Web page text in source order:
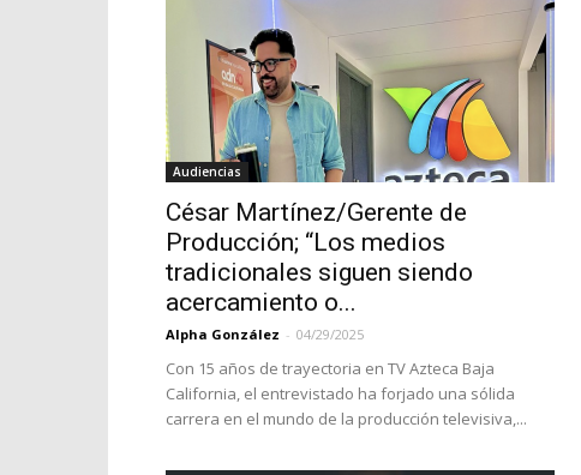
Audiencias
César Martínez/Gerente de
Producción; “Los medios
tradicionales siguen siendo
acercamiento o...
Alpha González - 04/29/2025
Con 15 años de trayectoria en TV Azteca Baja
California, el entrevistado ha forjado una sólida
carrera en el mundo de la producción televisiva,...